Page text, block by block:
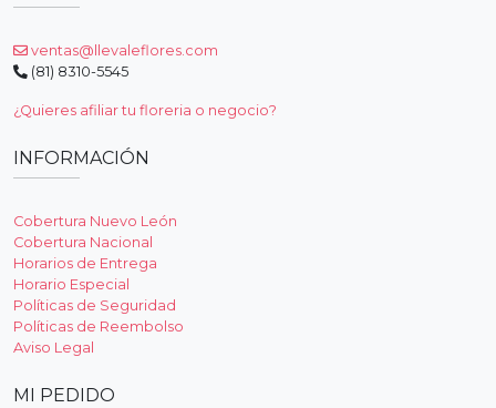
ventas@llevaleflores.com
(81) 8310-5545
¿Quieres afiliar tu floreria o negocio?
INFORMACIÓN
Cobertura Nuevo León
Cobertura Nacional
Horarios de Entrega
Horario Especial
Políticas de Seguridad
Políticas de Reembolso
Aviso Legal
MI PEDIDO